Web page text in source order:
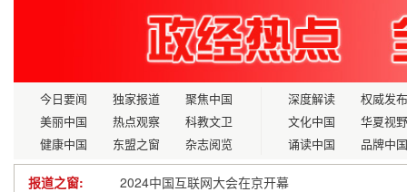
今日要闻 独家报道
聚焦中国
美丽中国
热点观察
科教文卫
健康中国
东盟之窗 杂志阅览
深度解读
权威发布
文化中国
华夏视野
诵读中国
品牌中国
报道之窗:
全国工商联十三届三次常委会议暨全国优强民营